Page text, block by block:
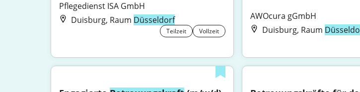
Pflegedienst ISA GmbH
Duisburg, Raum Düsseldorf
Teilzeit Vollzeit
AWOcura gGmbH
Duisburg, Raum